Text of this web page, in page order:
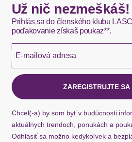
Okamžite dostupné položky sú
kuriérom DHL do 1-3 pracovných
Hermes - 0,00 EUR
Okamžite dostupné položky sú
kuriérom Hermes do 1-3
Už nič nezmeškáš!
Prihlás sa do členského klubu
poďakovanie získaš poukaz**.
E-mailová adresa
ZAREGISTRUJTE SA
Chcel(-a) by som byť v budúcnosti
aktuálnych trendoch, ponukách a
Odhlásiť sa možno kedykoľvek a